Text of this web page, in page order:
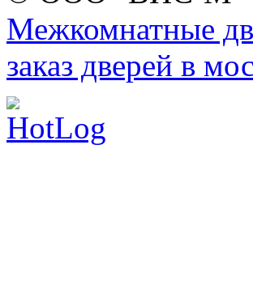
Межкомнатные
заказ дверей в